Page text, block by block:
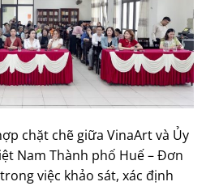
chặt chẽ giữa VinaArt và Ủy
Nam Thành phố Huế – Đơn
việc khảo sát, xác định